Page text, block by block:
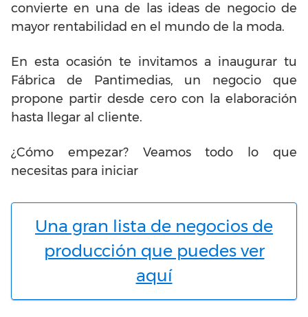
convierte en una de las ideas de negocio de
mayor rentabilidad en el mundo de la moda.
En esta ocasión te invitamos a inaugurar tu
Fábrica de Pantimedias, un negocio que
propone partir desde cero con la elaboración
hasta llegar al cliente.
¿Cómo empezar? Veamos todo lo que
necesitas para iniciar
Una gran lista de negocios de
producción que puedes ver
aquí